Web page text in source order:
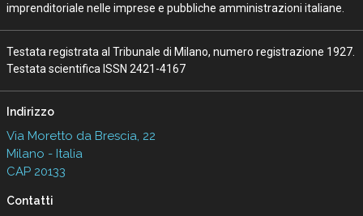
imprenditoriale nelle imprese e pubbliche amministrazioni italiane.
Testata registrata al Tribunale di Milano, numero registrazione 1927.
Testata scientifica ISSN 2421-4167
Indirizzo
Via Moretto da Brescia, 22
Milano - Italia
CAP 20133
Contatti